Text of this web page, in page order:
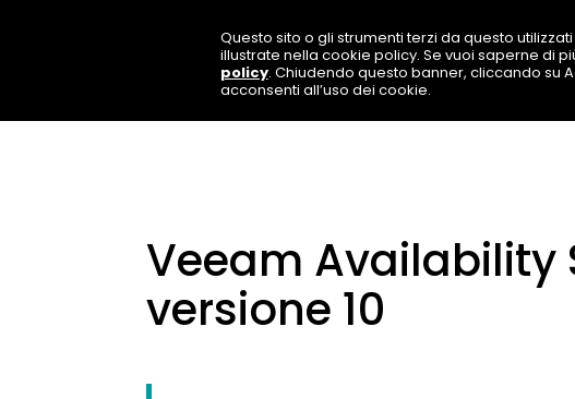
Veeam Availability
versione 10
Questo sito o gli strumenti terzi da questo
illustrate nella cookie policy. Se vuoi saperne di
policy. Chiudendo questo banner, cliccando su
acconsenti all’uso dei cookie.